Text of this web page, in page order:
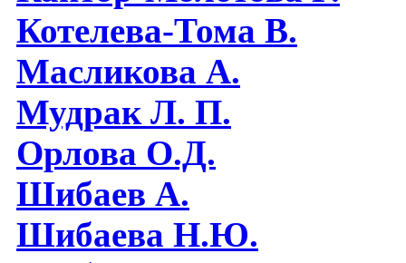
Котелева-Тома В.
Масликова А.
Мудрак Л. П.
Орлова О.Д.
Шибаев А.
Шибаева Н.Ю.